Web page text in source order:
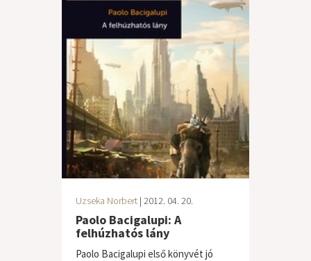
Uzseka Norbert | 2012. 04. 20.
Paolo Bacigalupi: A
felhúzhatós lány
Paolo Bacigalupi első könyvét jó